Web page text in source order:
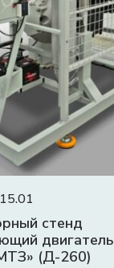
стенд
двигатель
(Д-260)